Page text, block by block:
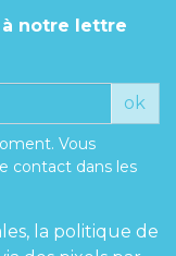
notre lettre
ok
Vous
contact dans les
la politique de